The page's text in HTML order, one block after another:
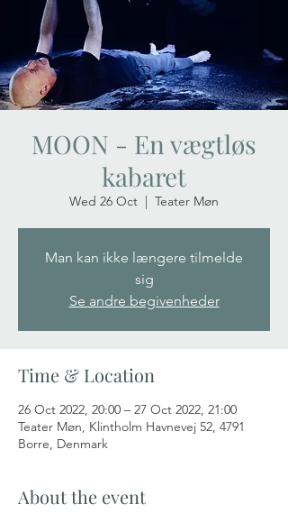
MOON - En vægtløs
kabaret
Wed 26 Oct
  |
Teater Møn
Man kan ikke længere tilmelde
sig
Se andre begivenheder
Time & Location
26 Oct 2022, 20:00 – 27 Oct 2022, 21:00
Teater Møn, Klintholm Havnevej 52, 4791
Borre, Denmark
About the event